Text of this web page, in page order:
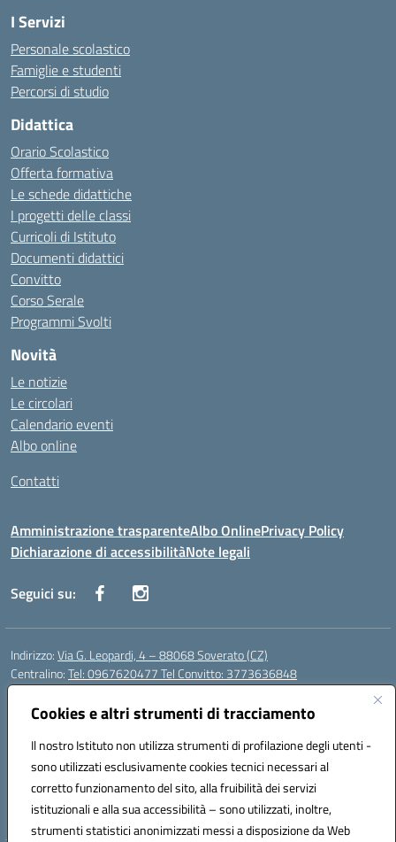
Cookies e altri strumenti di tracciamento
Il nostro Istituto non utilizza strumenti di profilazione degli utenti -
sono utilizzati esclusivamente cookies tecnici necessari al
corretto funzionamento del sito, alla fruibilità dei servizi
istituzionali e alla sua accessibilità – sono utilizzati, inoltre,
strumenti statistici anonimizzati messi a disposizione da Web
I Servizi
Personale scolastico
Famiglie e studenti
Percorsi di studio
Didattica
Orario Scolastico
Offerta formativa
Le schede didattiche
I progetti delle classi
Curricoli di Istituto
Documenti didattici
Convitto
Corso Serale
Programmi Svolti
Novità
Le notizie
Le circolari
Calendario eventi
Albo online
Contatti
Amministrazione trasparenteAlbo OnlinePrivacy Policy
Dichiarazione di accessibilitàNote legali
Seguici su:
Indirizzo:Via G. Leopardi, 4 – 88068 Soverato (CZ)
Centralino:Tel: 0967620477 Tel Convitto: 3773636848
Email:
Posta elettronica certificata (PEC):czrh04000q@pec.istruzione.it
Codice fiscale: 84000690796
Codice meccanografico:CZRH04000Q
Codice Indice delle Pubbliche Amministrazioni (IPA): istsc_czrh04000q
Codice unico di fatturazione (CUF): UF9M13